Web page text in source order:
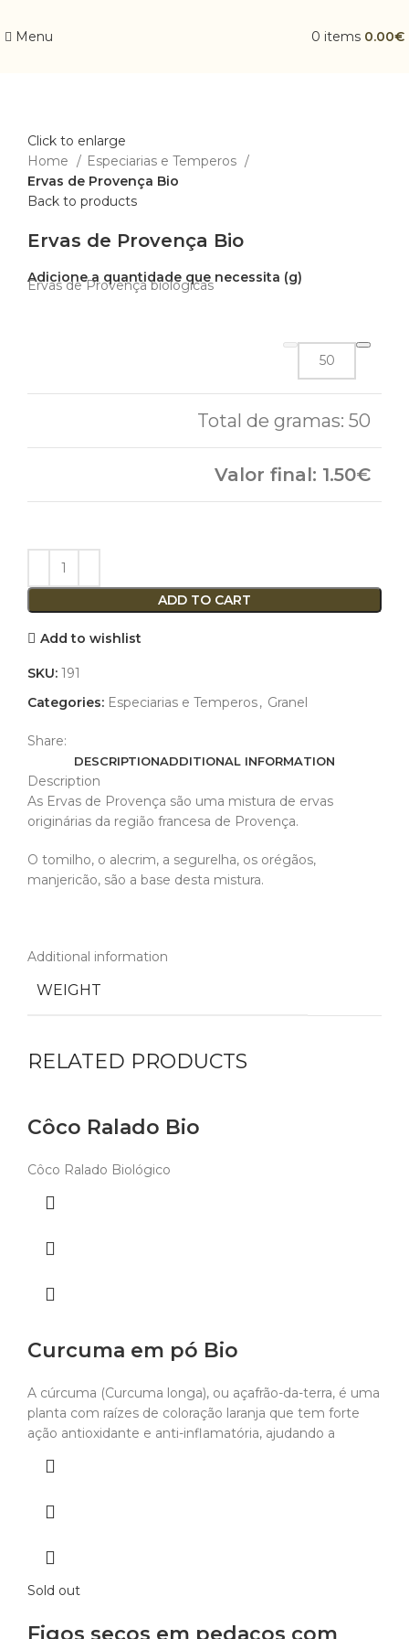
Menu 0 items 0.00€
Click to enlarge
Home
Especiarias e Temperos
Ervas de Provença Bio
Back to products
Ervas de Provença Bio
Ervas de Provença biológicas
50
1.50
ADD TO CART
Add to wishlist
SKU: 191
Categories: Especiarias e Temperos, Granel
Share:
DESCRIPTIONADDITIONAL INFORMATION
Description
As Ervas de Provença são uma mistura de ervas
originárias da região francesa de Provença.
O tomilho, o alecrim, a segurelha, os orégãos,
manjericão, são a base desta mistura.
Additional information
WEIGHT
RELATED PRODUCTS
Côco Ralado Bio
Côco Ralado Biológico
Curcuma em pó Bio
A cúrcuma (Curcuma longa), ou açafrão-da-terra, é uma
planta com raízes de coloração laranja que tem forte
ação antioxidante e anti-inflamatória, ajudando a
Sold out